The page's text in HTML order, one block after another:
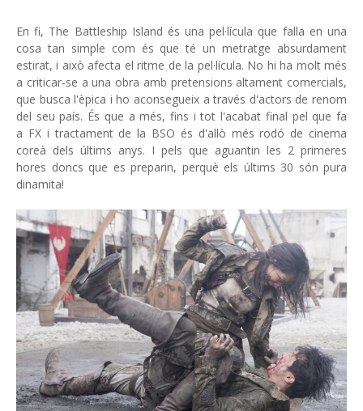
En fi, The Battleship Island és una pel·lícula que falla en una
cosa tan simple com és que té un metratge absurdament
estirat, i això afecta el ritme de la pel·lícula. No hi ha molt més
a criticar-se a una obra amb pretensions altament comercials,
que busca l'èpica i ho aconsegueix a través d'actors de renom
del seu país. És que a més, fins i tot l'acabat final pel que fa
a FX i tractament de la BSO és d'allò més rodó de cinema
coreà dels últims anys. I pels que aguantin les 2 primeres
hores doncs que es preparin, perquè els últims 30 són pura
dinamita!